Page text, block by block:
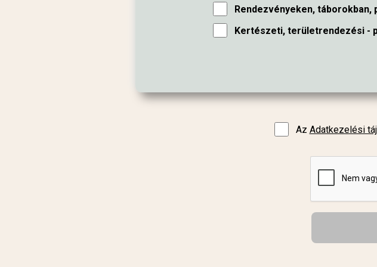
Rendezvényeken,
Kertészeti, területrendezési -
Az Adatkezelési